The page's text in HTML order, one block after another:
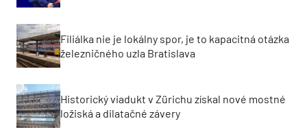
Filiálka nie je lokálny spor, je to kapacitná otázka
železničného uzla Bratislava
Historický viadukt v Zürichu získal nové mostné
ložiská a dilatačné závery